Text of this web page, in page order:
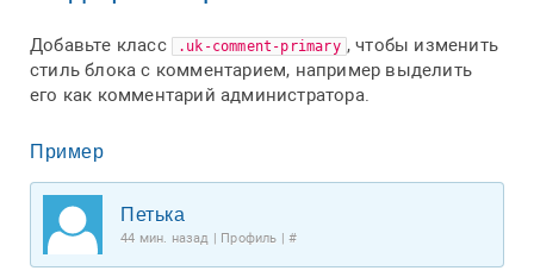
Добавьте класс .uk-comment-primary , чтобы изменить
стиль блока с комментарием, например выделить
его как комментарий администратора.
Пример
Петька
44 мин. назад | Профиль | #